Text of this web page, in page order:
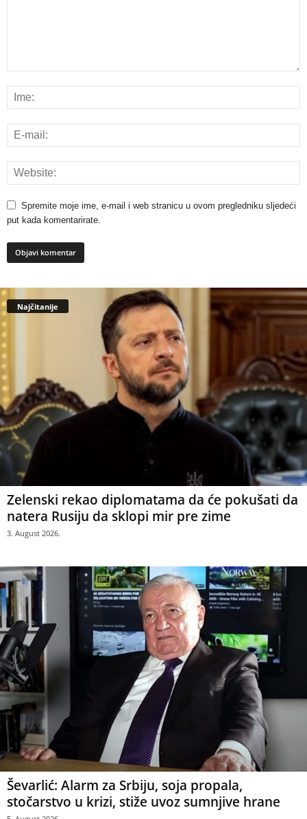
Spremite moje ime, e-mail i web stranicu u ovom pregledniku sljedeći
put kada komentarirate.
Najčitanije
Zelenski rekao diplomatama da će pokušati da
natera Rusiju da sklopi mir pre zime
3. August 2026.
Ševarlić: Alarm za Srbiju, soja propala,
stočarstvo u krizi, stiže uvoz sumnjive hrane